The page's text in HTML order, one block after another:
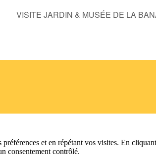
VISITE JARDIN & MUSÉE DE LA
et en répétant vos visites. En
consentement contrôlé.